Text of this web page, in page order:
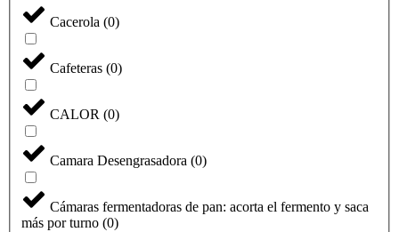
Cacerola (0)
Cafeteras (0)
CALOR (0)
Camara Desengrasadora (0)
Cámaras fermentadoras de pan: acorta el fermento y saca
más por turno (0)